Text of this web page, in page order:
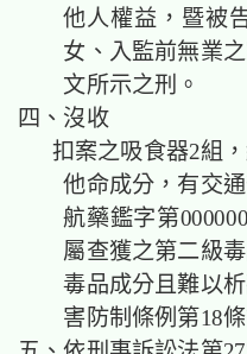
他人權益，暨被
女、入監前無業
文所示之刑。
四、沒收
扣案之吸食器2組，
他命成分，有交
航藥鑑字第
屬查獲之第二級
毒品成分且難以
害防制條例第18